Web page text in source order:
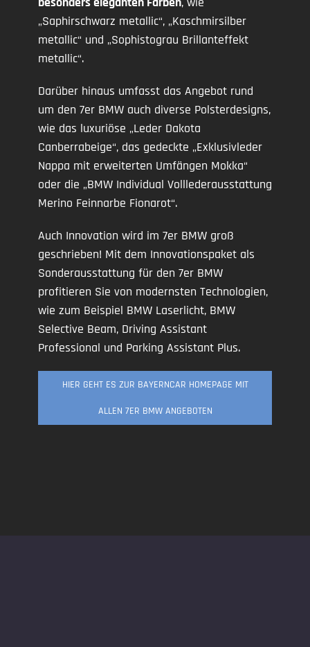
„Saphirschwarz metallic“, „Kaschmirsilber
metallic“ und „Sophistograu Brillanteffekt
metallic“.
Darüber hinaus umfasst das Angebot rund
um den 7er BMW auch diverse Polsterdesigns,
wie das luxuriöse „Leder Dakota
Canberrabeige“, das gedeckte „Exklusivleder
Nappa mit erweiterten Umfängen Mokka“
oder die „BMW Individual Volllederausstattung
Merino Feinnarbe Fionarot“.
Auch Innovation wird im 7er BMW groß
geschrieben! Mit dem Innovationspaket als
Sonderausstattung für den 7er BMW
profitieren Sie von modernsten Technologien,
wie zum Beispiel BMW Laserlicht, BMW
Selective Beam, Driving Assistant
Professional und Parking Assistant Plus.
HIER GEHT ES ZUR BAYERNCAR HOMEPAGE MIT
ALLEN 7ER BMW ANGEBOTEN